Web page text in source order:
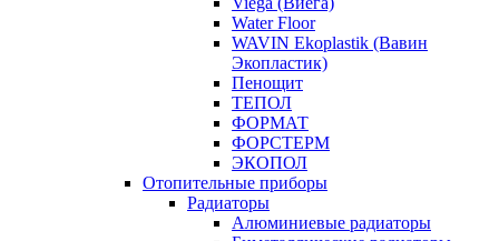
Water Floor
WAVIN Ekoplastik (Вавин
Экопластик)
Пенощит
ТЕПОЛ
ФОРМАТ
ФОРСТЕРМ
ЭКОПОЛ
Отопительные приборы
Радиаторы
Алюминиевые радиаторы